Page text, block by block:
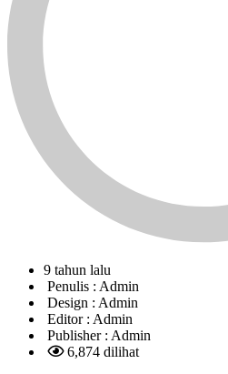
9 tahun lalu
Penulis : Admin
Design : Admin
Editor : Admin
Publisher : Admin
6,874 dilihat